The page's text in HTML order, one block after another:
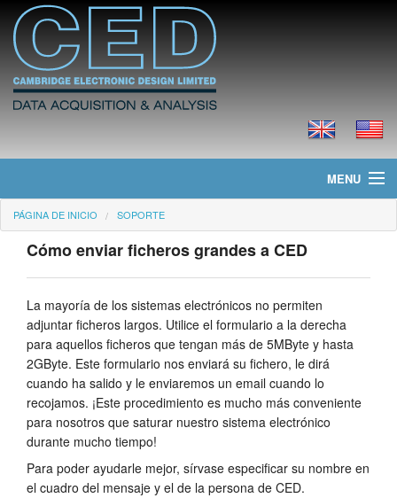
MENU
Página de Inicio
Noticias
Productos
Precios
Descargas
Tutorials
Soporte
PÁGINA DE INICIO SOPORTE
Cómo enviar ficheros grandes a CED
La mayoría de los sistemas electrónicos no permiten
adjuntar ficheros largos. Utilice el formulario a la derecha
para aquellos ficheros que tengan más de 5MByte y hasta
2GByte. Este formulario nos enviará su fichero, le dirá
cuando ha salido y le enviaremos un email cuando lo
recojamos. ¡Este procedimiento es mucho más conveniente
para nosotros que saturar nuestro sistema electrónico
durante mucho tiempo!
Para poder ayudarle mejor, sírvase especificar su nombre en
el cuadro del mensaje y el de la persona de CED.